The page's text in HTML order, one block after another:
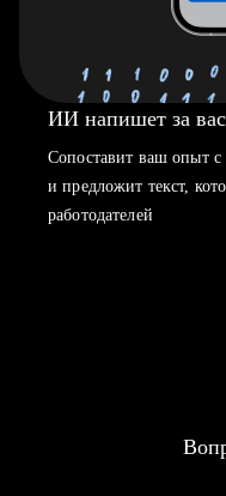
ИИ напишет за
Сопоставит ваш опыт с
и предложит текст,
работодателей